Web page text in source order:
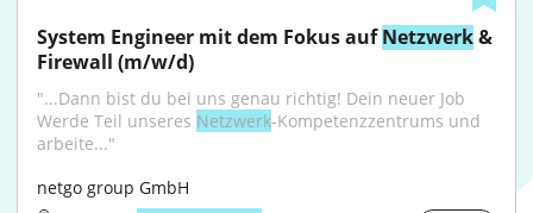
System Engineer mit dem Fokus auf Netzwerk &
Firewall (m/w/d)
"...Dann bist du bei uns genau richtig! Dein neuer Job
Werde Teil unseres Netzwerk-Kompetenzzentrums und
arbeite..."
netgo group GmbH